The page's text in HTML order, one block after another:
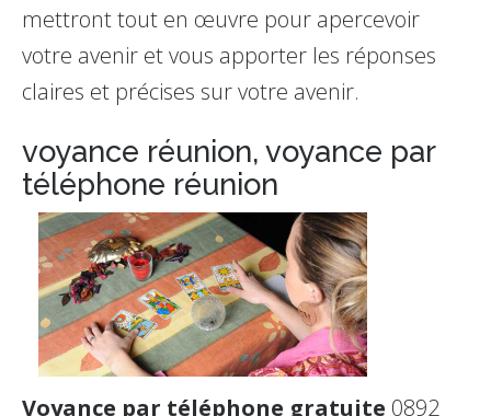
mettront tout en œuvre pour apercevoir
votre avenir et vous apporter les réponses
claires et précises sur votre avenir.
voyance réunion, voyance par
téléphone réunion
Voyance par téléphone gratuite 0892